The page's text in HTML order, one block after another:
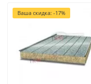
Ваша скидка: -17%